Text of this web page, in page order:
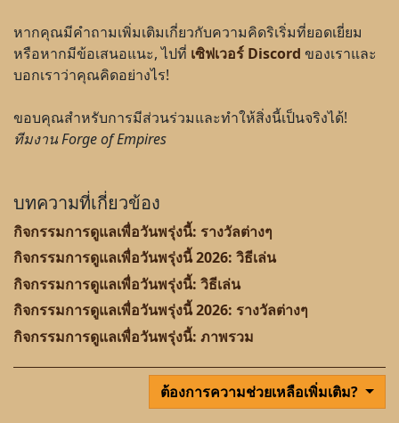
หากคุณมีคำถามเพิ่มเติมเกี่ยวกับความคิดริเริ่มที่ยอดเยี่ยม
หรือหากมีข้อเสนอแนะ, ไปที่ เซิฟเวอร์ Discord ของเราและ
บอกเราว่าคุณคิดอย่างไร!
ขอบคุณสำหรับการมีส่วนร่วมและทำให้สิ่งนี้เป็นจริงได้!
ทีมงาน Forge of Empires
บทความที่เกี่ยวข้อง
กิจกรรมการดูแลเพื่อวันพรุ่งนี้: รางวัลต่างๆ
กิจกรรมการดูแลเพื่อวันพรุ่งนี้ 2026: วิธีเล่น
กิจกรรมการดูแลเพื่อวันพรุ่งนี้: วิธีเล่น
กิจกรรมการดูแลเพื่อวันพรุ่งนี้ 2026: รางวัลต่างๆ
กิจกรรมการดูแลเพื่อวันพรุ่งนี้: ภาพรวม
ต้องการความช่วยเหลือเพิ่มเติม?